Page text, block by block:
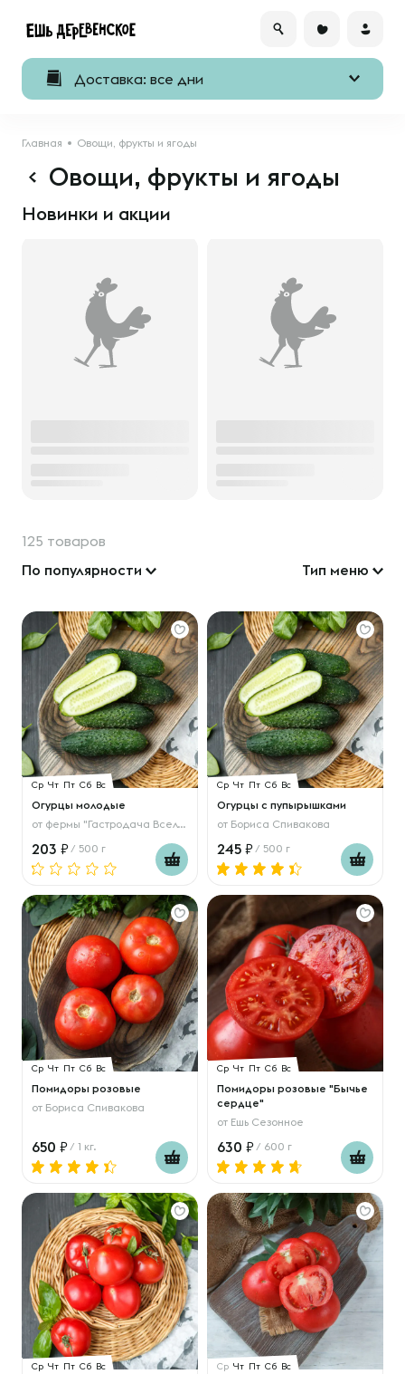
Доставка: все дни
Главная Овощи, фрукты и ягоды
Овощи, фрукты и ягоды
Новинки и акции
125 товаров
По популярности
Тип меню
Ср Чт Пт Сб Вс
Огурцы молодые
от фермы "Гастродача Вселуг"
203 / 500 г
Ср Чт Пт Сб Вс
Огурцы с пупырышками
от Бориса Спивакова
245 / 500 г
Ср Чт Пт Сб Вс
Помидоры розовые
от Бориса Спивакова
650 / 1 кг.
Ср Чт Пт Сб Вс
Помидоры розовые "Бычье
сердце"
от Ешь Сезонное
630 / 600 г
Ср Чт Пт Сб Вс Ср Чт Пт Сб Вс